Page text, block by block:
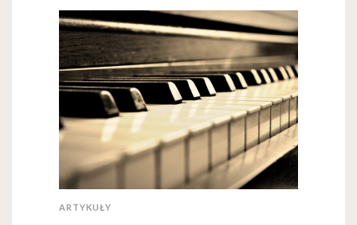
ARTYKUŁY